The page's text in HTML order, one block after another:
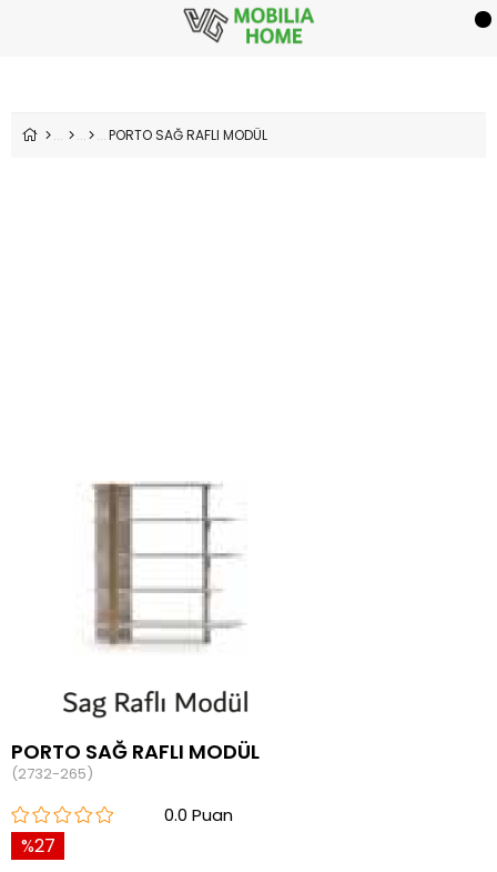
PORTO SAĞ RAFLI MODÜL
PORTO SAĞ RAFLI MODÜL
(2732-265)
0.0
27